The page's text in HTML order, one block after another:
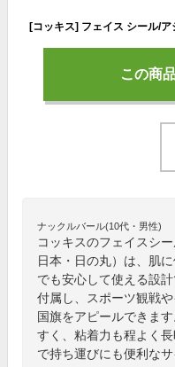
この商
ナックルバール(10代・男性)
コッキスのフェイスシ
日本・日の丸）は、肌
でも安心して使える設
付属し、スポーツ観戦
国旗をアピールできま
すく、粘着力も程よく
で持ち運びにも便利なサ